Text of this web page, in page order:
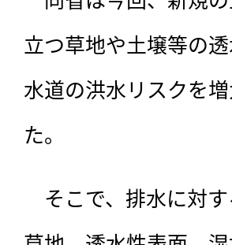
立つ草地や土壌等の
水道の洪水リスクを
た。
そこで、排水に対